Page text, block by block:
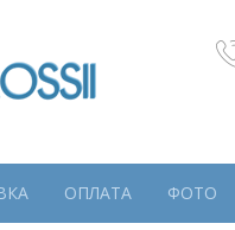
ОПЛАТА ФОТО